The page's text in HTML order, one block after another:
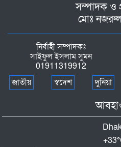
সম্পাদক ও
মোঃ
নির্বাহী সম্পাদকঃ
সাইফুল ইসলাম সুমন
01911319912
জাতীয়
স্বদেশ দুনিয়া
+33°